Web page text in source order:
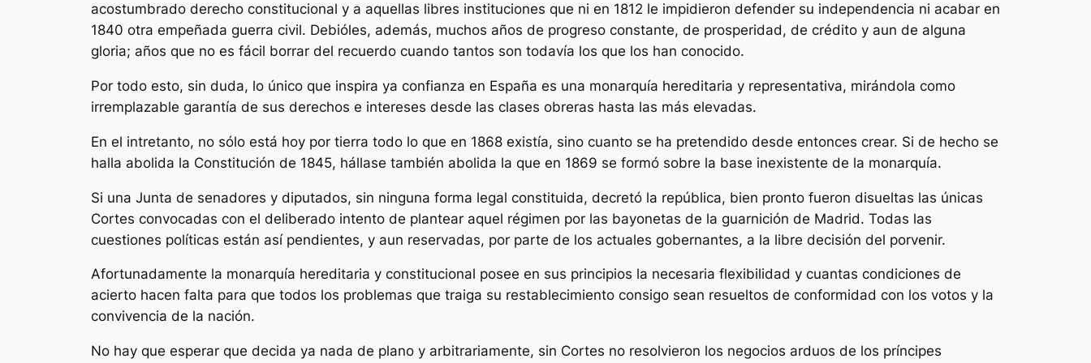
acostumbrado derecho constitucional y a aquellas libres instituciones que ni en 1812 le impidieron defender su independencia ni acabar en
1840 otra empeñada guerra civil. Debióles, además, muchos años de progreso constante, de prosperidad, de crédito y aun de alguna
gloria; años que no es fácil borrar del recuerdo cuando tantos son todavía los que los han conocido.
Por todo esto, sin duda, lo único que inspira ya confianza en España es una monarquía hereditaria y representativa, mirándola como
irremplazable garantía de sus derechos e intereses desde las clases obreras hasta las más elevadas.
En el intretanto, no sólo está hoy por tierra todo lo que en 1868 existía, sino cuanto se ha pretendido desde entonces crear. Si de hecho se
halla abolida la Constitución de 1845, hállase también abolida la que en 1869 se formó sobre la base inexistente de la monarquía.
Si una Junta de senadores y diputados, sin ninguna forma legal constituida, decretó la república, bien pronto fueron disueltas las únicas
Cortes convocadas con el deliberado intento de plantear aquel régimen por las bayonetas de la guarnición de Madrid. Todas las
cuestiones políticas están así pendientes, y aun reservadas, por parte de los actuales gobernantes, a la libre decisión del porvenir.
Afortunadamente la monarquía hereditaria y constitucional posee en sus principios la necesaria flexibilidad y cuantas condiciones de
acierto hacen falta para que todos los problemas que traiga su restablecimiento consigo sean resueltos de conformidad con los votos y la
convivencia de la nación.
No hay que esperar que decida ya nada de plano y arbitrariamente, sin Cortes no resolvieron los negocios arduos de los príncipes